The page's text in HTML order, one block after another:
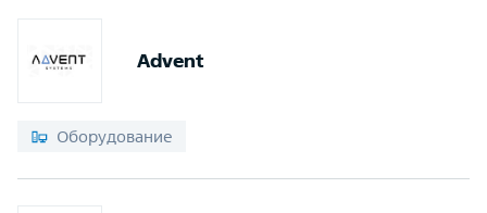
Advent
Оборудование